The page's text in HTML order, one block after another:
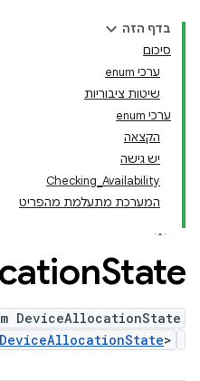
בדף הזה
סיכום
ערכי enum
שיטות ציבוריות
ערכי enum
הקצאה
יש גישה
Checking_Availability
המערכת מתעלמת מהפריט
State
DeviceAllocationState
DeviceAllocationState>